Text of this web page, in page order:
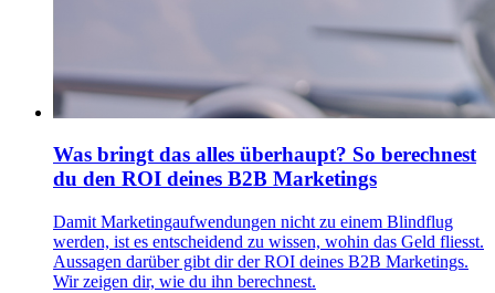
Was bringt das alles überhaupt? So berechnest
du den ROI deines B2B Marketings
Damit Marketingaufwendungen nicht zu einem Blindflug
werden, ist es entscheidend zu wissen, wohin das Geld fliesst.
Aussagen darüber gibt dir der ROI deines B2B Marketings.
Wir zeigen dir, wie du ihn berechnest.